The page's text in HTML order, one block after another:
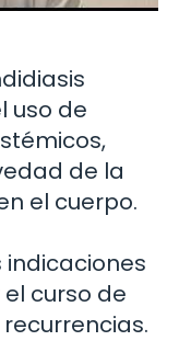
uso de
de la
el cuerpo.
indicaciones
curso de